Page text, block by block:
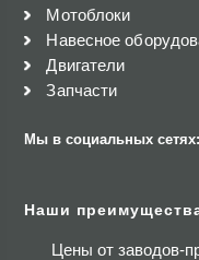
Мотоблоки
Навесное
Двигатели
Запчасти
Мы в социальных сетях:
Наши
Цены от заводов-